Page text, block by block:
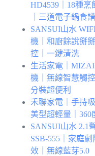
HD4539｜18種
｜三道電子鍋食
SANSUI山水
機｜和廚餘說掰
控｜一鍵清洗
生活家電｜
機｜無線智慧觸
分裝超便利
禾聯家電｜手持
美型超輕量｜360
SANSUI山水 2.1
SSB-555｜家庭
效｜無線藍芽5.0